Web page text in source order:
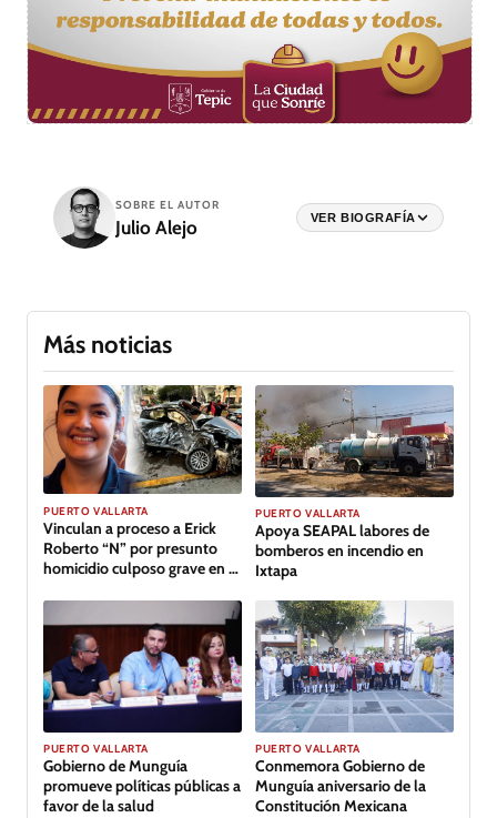
SOBRE EL AUTOR
Julio Alejo VER BIOGRAFÍA
Más noticias
PUERTO VALLARTA
Vinculan a proceso a Erick
Roberto “N” por presunto
homicidio culposo grave en el
Vallarta
PUERTO VALLARTA
Apoya SEAPAL labores de
bomberos en incendio en
Ixtapa
PUERTO VALLARTA
Gobierno de Munguía
promueve políticas públicas a
favor de la salud
PUERTO VALLARTA
Conmemora Gobierno de
Munguía aniversario de la
Constitución Mexicana